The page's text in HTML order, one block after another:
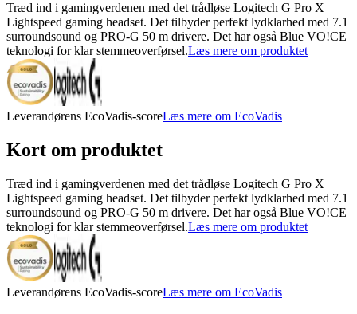
Træd ind i gamingverdenen med det trådløse Logitech G Pro X
Lightspeed gaming headset. Det tilbyder perfekt lydklarhed med 7.1
surroundsound og PRO-G 50 m drivere. Det har også Blue VO!CE
teknologi for klar stemmeoverførsel.Læs mere om produktet
Leverandørens EcoVadis-scoreLæs mere om EcoVadis
Kort om produktet
Træd ind i gamingverdenen med det trådløse Logitech G Pro X
Lightspeed gaming headset. Det tilbyder perfekt lydklarhed med 7.1
surroundsound og PRO-G 50 m drivere. Det har også Blue VO!CE
teknologi for klar stemmeoverførsel.Læs mere om produktet
Leverandørens EcoVadis-scoreLæs mere om EcoVadis